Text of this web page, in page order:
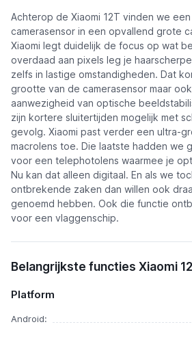
Achterop de Xiaomi 12T vinden we
camerasensor in een opvallend grote
Xiaomi legt duidelijk de focus op wat
overdaad aan pixels leg je
zelfs in lastige omstandigheden. Dat
grootte van de camerasensor maar
aanwezigheid van optische
zijn kortere sluitertijden mogelijk met
gevolg. Xiaomi past verder een ultra-
macrolens toe. Die laatste hadden we
voor een telephotolens waarmee je
Nu kan dat alleen digitaal. En als we
ontbrekende zaken dan willen ook
genoemd hebben. Ook die functie
voor een vlaggenschip.
Belangrijkste functies Xiaomi
Platform
Android: